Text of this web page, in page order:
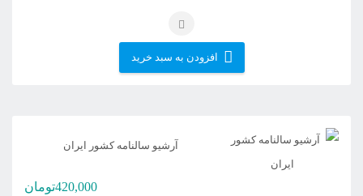
افزودن به سبد خرید
آرشیو سالنامه کشور ایران
420,000تومان